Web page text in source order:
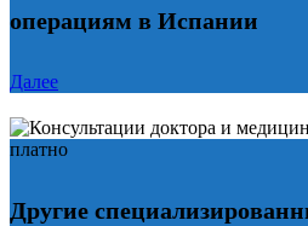
операциям в Испании
Далее
платно
Другие